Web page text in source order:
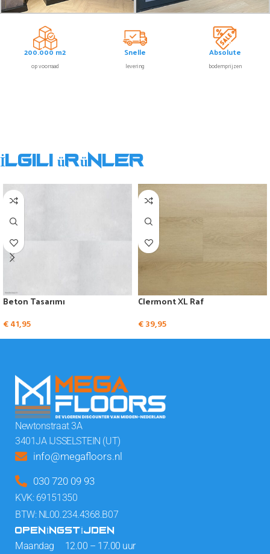
200.000 m2
op voorraad
Snelle
levering
Absolute
bodemprijzen
İlgili ürünler
Beton Tasarımı
€41,95
Clermont XL Raf
€39,95
Newtonstraat 3A
3401JA IJSSELSTEIN (UT)
info@megafloors.nl
030 720 09 93
KVK: 69151350
BTW: NL00.234.4368.B07
OPENINGSTIJDEN
Maandag 12.00 – 17.00 uur